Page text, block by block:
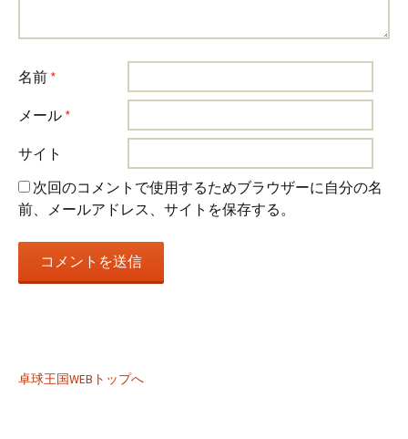
名前 *
メール *
サイト
次回のコメントで使用するためブラウザーに自分の名
前、メールアドレス、サイトを保存する。
卓球王国WEBトップへ